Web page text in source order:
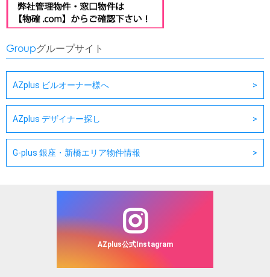
Groupグループサイト
AZplus ビルオーナー様へ
AZplus デザイナー探し
G-plus 銀座・新橋エリア物件情報
AZplus公式Instagram